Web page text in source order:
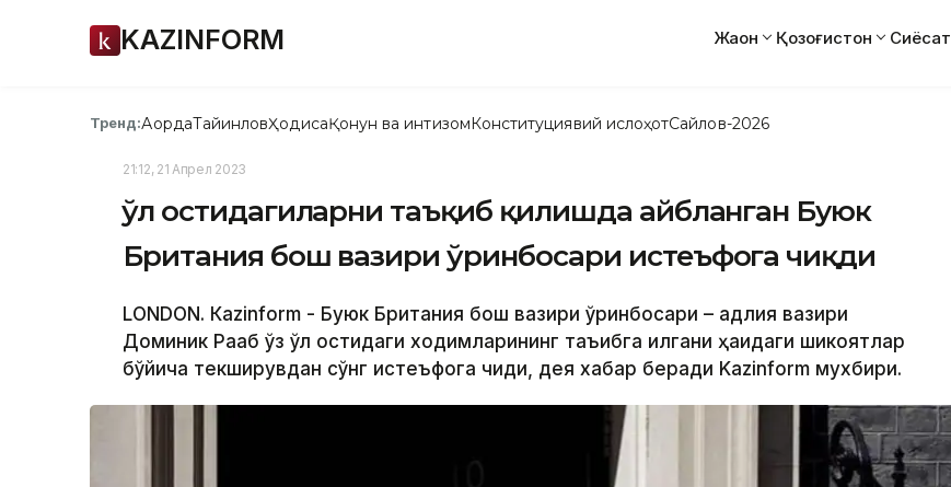
KAZINFORM Жаҳон Қозоғистон Сиёсат
Тренд:АқордаТайинловҲодисаҚонун ва интизомКонституциявий ислоҳотСайлов-2026
21:12, 21 Апрел 2023
Қўл остидагиларни таъқиб қилишда айбланган Буюк
Британия бош вазири ўринбосари истеъфога чиқди
LONDON. Кazinform - Буюк Британия бош вазири ўринбосари – адлия вазири
Доминик Рааб ўз қўл остидаги ходимларининг таъқибга қилгани ҳақидаги шикоятлар
бўйича текширувдан сўнг истеъфога чиқди, дея хабар беради Kazinform мухбири.